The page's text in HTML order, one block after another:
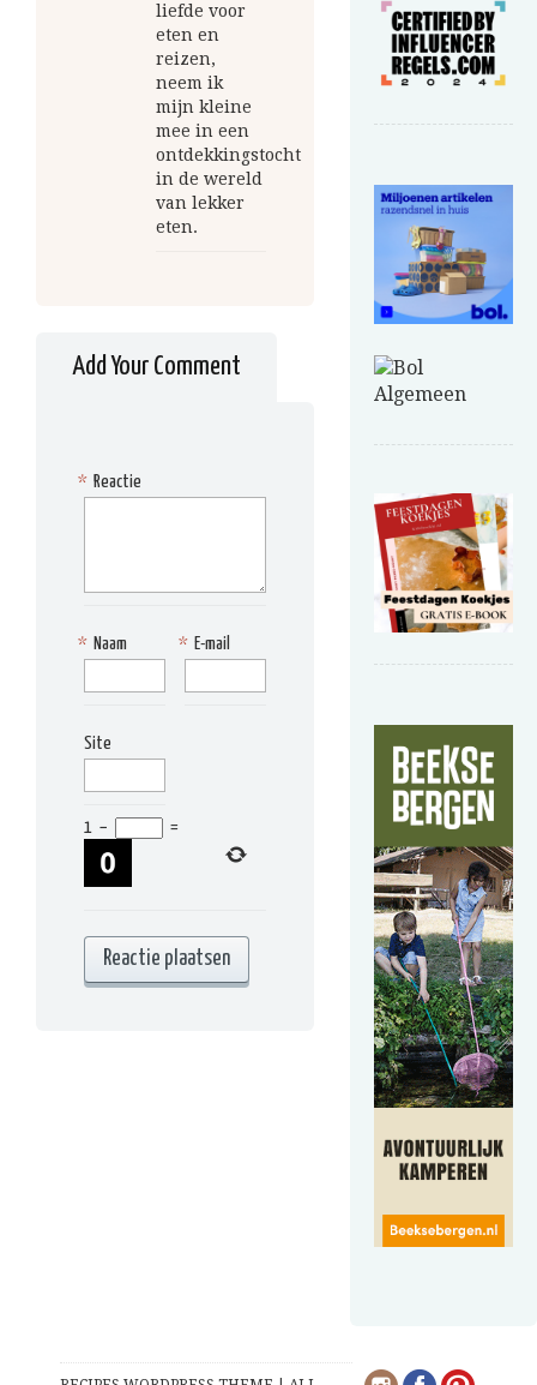
liefde voor
eten en
reizen,
neem ik
mijn kleine
mee in een
ontdekkingstocht
in de wereld
van lekker
eten.
Add Your Comment
Reactie
*
Naam
* E-mail
*
Site
1 − =